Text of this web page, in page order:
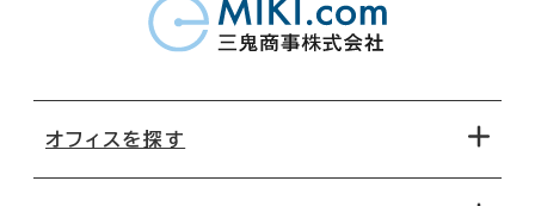
オフィスを探す